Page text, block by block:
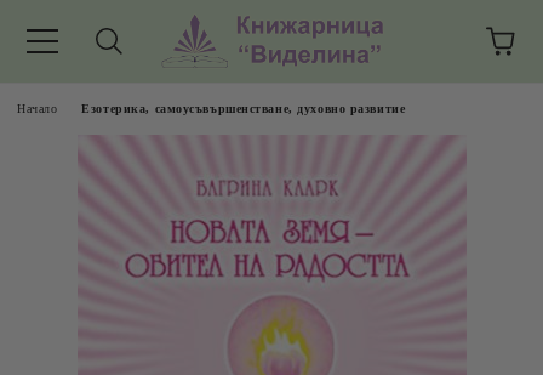
Начало Езотерика, самоусъвършенстване, духовно развитие